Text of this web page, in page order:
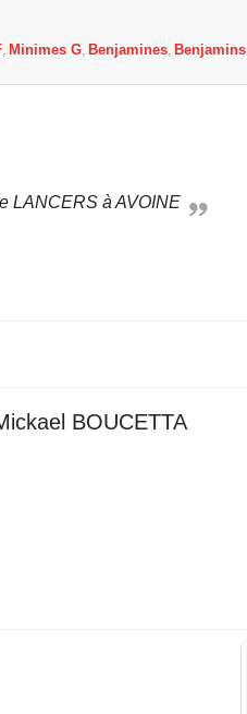
Minimes G Benjamines Benjamins
LANCERS à AVOINE
BOUCETTA